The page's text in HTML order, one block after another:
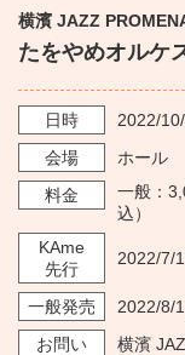
・ レストラン/カフ
横濱 JAZZ
たをやめオルケ
日時 2022/
会場
ホール
料金
一般：
込）
KAme
先行
2022/7/
一般発売 2022/8/1
お問い
横濱